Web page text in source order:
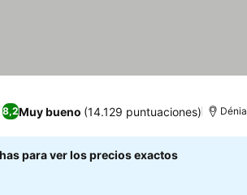
8,2Muy bueno (14.129 puntuaciones) Dénia
para ver los precios exactos